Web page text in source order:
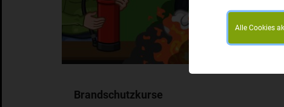
Brandschutzkurse
Alle Cookies